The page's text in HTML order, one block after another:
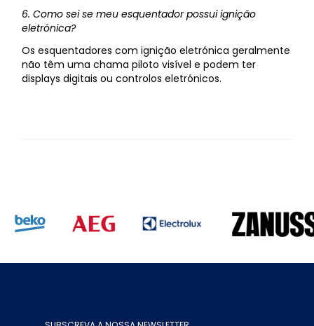
6. Como sei se meu esquentador possui ignição
eletrónica?
Os esquentadores com ignição eletrónica geralmente
não têm uma chama piloto visível e podem ter
displays digitais ou controlos eletrónicos.